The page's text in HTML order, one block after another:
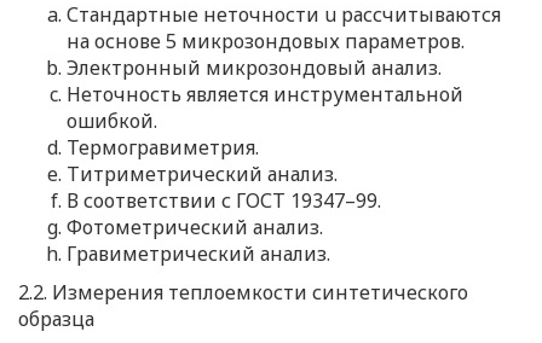
Стандартные неточности u рассчитываются
на основе 5 микрозондовых параметров.
Электронный микрозондовый анализ.
Неточность является инструментальной
ошибкой.
Термогравиметрия.
Титриметрический анализ.
В соответствии с ГОСТ 19347–99.
Фотометрический анализ.
Гравиметрический анализ.
2.2. Измерения теплоемкости синтетического
образца